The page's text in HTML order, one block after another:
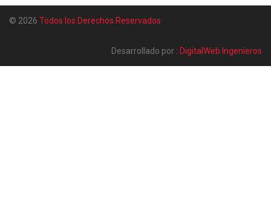
© 2026 Todos los Derechos Reservados
Desarrollado por : DigitalWeb Ingenieros